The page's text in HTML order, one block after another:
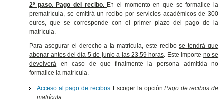
2º paso. Pago del recibo. En el momento en que se formalice la
prematrícula, se emitirá un recibo por servicios académicos de 300
euros, que se corresponde con el primer plazo del pago de la
matrícula.
Para asegurar el derecho a la matrícula, este recibose tendrá que
abonar antes del día 5 de junio a las 23.59 horas. Este importe no se
devolverá en caso de que finalmente la persona admitida no
formalice la matrícula.
Acceso al pago de recibos. Escoger la opciónPago de recibos de
matrícula.